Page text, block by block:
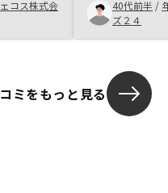
した話を
くことに
収入と
クはあま
コス株式会
ていないです。
40代前半 /
ズ２４
ミをもっと見る